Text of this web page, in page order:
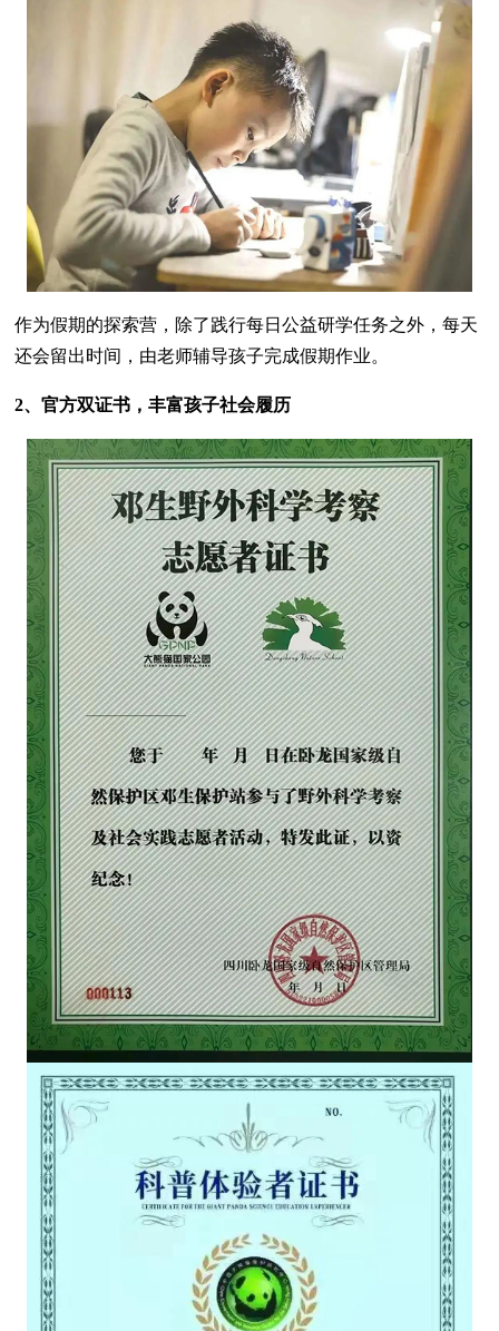
作为假期的探索营，除了践行每日公益研学任务之外，每天
还会留出时间，由老师辅导孩子完成假期作业。
2、官方双证书，丰富孩子社会履历